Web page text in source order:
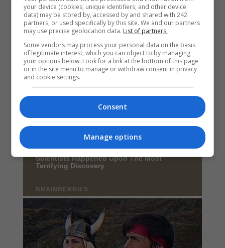
your device (cookies, unique identifiers, and other device
data) may be stored by, accessed by and shared with 242
partners, or used specifically by this site. We and our partners
may use precise geolocation data. List of partners.
Some vendors may process your personal data on the basis
of legitimate interest, which you can object to by managing
your options below. Look for a link at the bottom of this page
or in the site menu to manage or withdraw consent in privacy
and cookie settings.
Consent
Manage options